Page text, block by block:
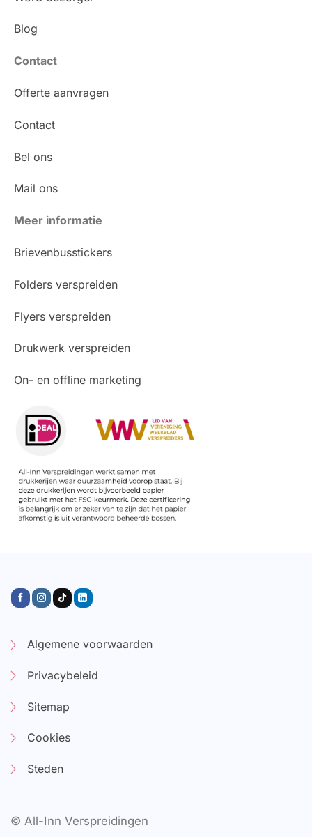
Blog
Contact
Offerte aanvragen
Contact
Bel ons
Mail ons
Meer informatie
Brievenbusstickers
Folders verspreiden
Flyers verspreiden
Drukwerk verspreiden
On- en offline marketing
Algemene voorwaarden
Privacybeleid
Sitemap
Cookies
Steden
© All-Inn Verspreidingen